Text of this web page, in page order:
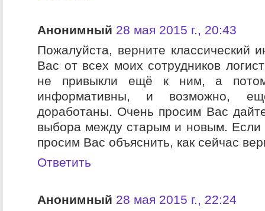
Анонимный 28 мая 2015 г., 20:43
Пожалуйста, верните классический
Вас от всех моих сотрудников
не привыкли ещё к ним, а
информативны, и возможно,
доработаны. Очень просим Вас
выбора между старым и новым. Если
просим Вас объяснить, как сейчас
Ответить
Анонимный 28 мая 2015 г., 22:24